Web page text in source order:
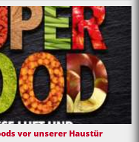
vor unserer Haustür